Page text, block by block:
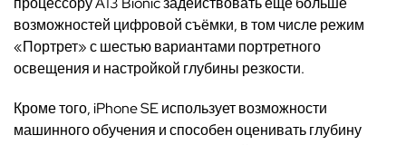
возможностей цифровой съёмки, в том числе режим
«Портрет» с шестью вариантами портретного
освещения и настройкой глубины резкости.
Кроме того, iPhone SE использует возможности
машинного обучения и способен оценивать глубину